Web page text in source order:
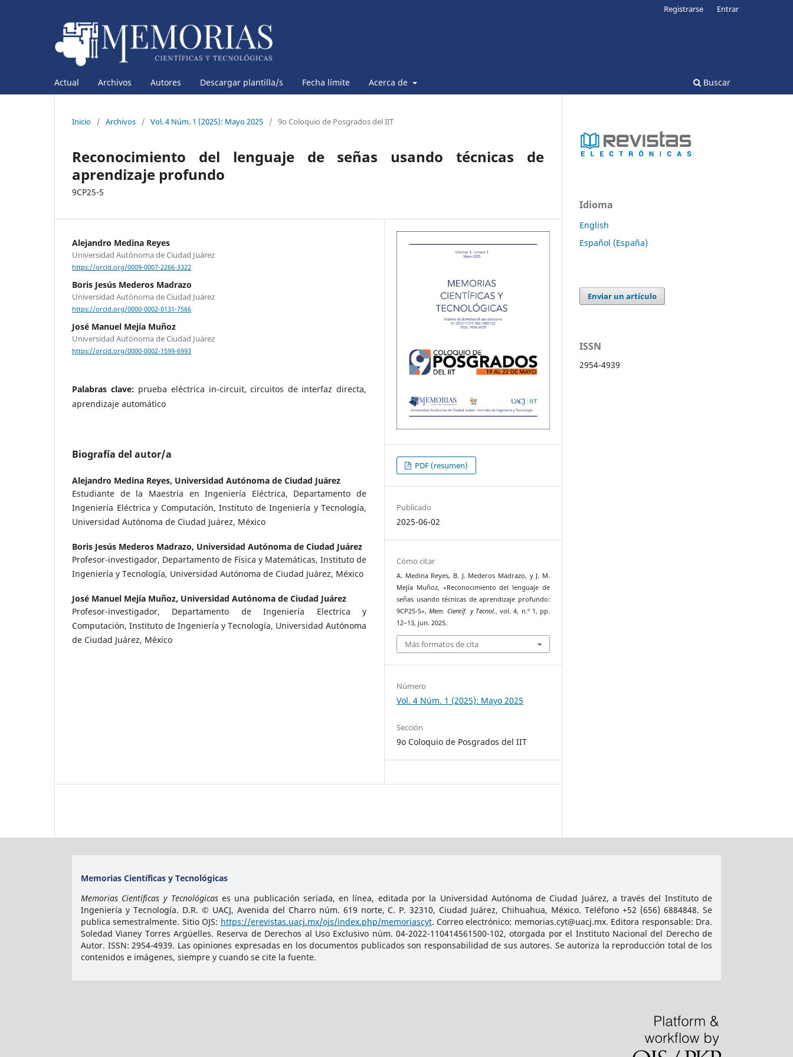
Actual Archivos Autores Descargar plantilla/s Fecha límite Acerca de Buscar
Registrarse Entrar
Inicio / Archivos / Vol. 4 Núm. 1 (2025): Mayo 2025 / 9o Coloquio de Posgrados del IIT
Reconocimiento del lenguaje de señas usando técnicas de
aprendizaje profundo
9CP25-5
Alejandro Medina Reyes
Universidad Autónoma de Ciudad Juárez
https://orcid.org/0009-0007-2266-3322
Boris Jesús Mederos Madrazo
Universidad Autónoma de Ciudad Juárez
https://orcid.org/0000-0002-0131-7566
José Manuel Mejía Muñoz
Universidad Autónoma de Ciudad Juárez
https://orcid.org/0000-0002-1599-6993
Palabras clave: prueba eléctrica in-circuit, circuitos de interfaz directa,
aprendizaje automático
Biografía del autor/a
Alejandro Medina Reyes, Universidad Autónoma de Ciudad Juárez
Estudiante de la Maestría en Ingeniería Eléctrica, Departamento de
Ingeniería Eléctrica y Computación, Instituto de Ingeniería y Tecnología,
Universidad Autónoma de Ciudad Juárez, México
Boris Jesús Mederos Madrazo, Universidad Autónoma de Ciudad Juárez
Profesor-investigador, Departamento de Física y Matemáticas, Instituto de
Ingeniería y Tecnología, Universidad Autónoma de Ciudad Juárez, México
José Manuel Mejía Muñoz, Universidad Autónoma de Ciudad Juárez
Profesor-investigador, Departamento de Ingeniería Electrica y
Computación, Instituto de Ingeniería y Tecnología, Universidad Autónoma
de Ciudad Juárez, México
PDF (resumen)
Publicado
2025-06-02
Cómo citar
A. Medina Reyes, B. J. Mederos Madrazo, y J. M.
Mejía Muñoz, «Reconocimiento del lenguaje de
señas usando técnicas de aprendizaje profundo:
9CP25-5»,Mem. Científ. y Tecnol., vol. 4, n.º 1, pp.
12–13, jun. 2025.
Más formatos de cita
Número
Vol. 4 Núm. 1 (2025): Mayo 2025
Sección
9o Coloquio de Posgrados del IIT
Idioma
English
Español (España)
Enviar un artículo
ISSN
2954-4939
Memorias Científicas y Tecnológicas
Memorias Científicas y Tecnológicases una publicación seriada, en línea, editada por la Universidad Autónoma de Ciudad Juárez, a través del Instituto de
Ingeniería y Tecnología. D.R. © UACJ, Avenida del Charro núm. 619 norte, C. P. 32310, Ciudad Juárez, Chihuahua, México. Teléfono +52 (656) 6884848. Se
publica semestralmente. Sitio OJS: https://erevistas.uacj.mx/ojs/index.php/memoriascyt. Correo electrónico: memorias.cyt@uacj.mx. Editora responsable: Dra.
Soledad Vianey Torres Argüelles. Reserva de Derechos al Uso Exclusivo núm. 04-2022-110414561500-102, otorgada por el Instituto Nacional del Derecho de
Autor. ISSN:2954-4939. Las opiniones expresadas en los documentos publicados son responsabilidad de sus autores. Se autoriza la reproducción total de los
contenidos e imágenes, siempre y cuando se cite la fuente.